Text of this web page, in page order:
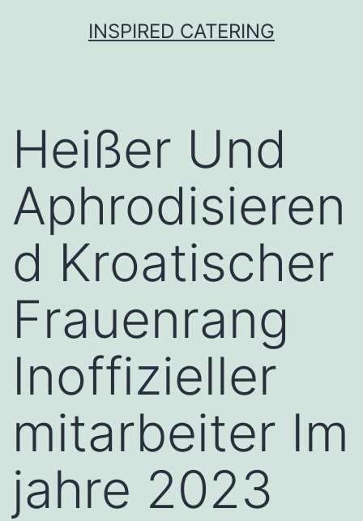
INSPIRED CATERING
Heißer Und
Aphrodisieren
d Kroatischer
Frauenrang
Inoffizieller
mitarbeiter Im
jahre 2023